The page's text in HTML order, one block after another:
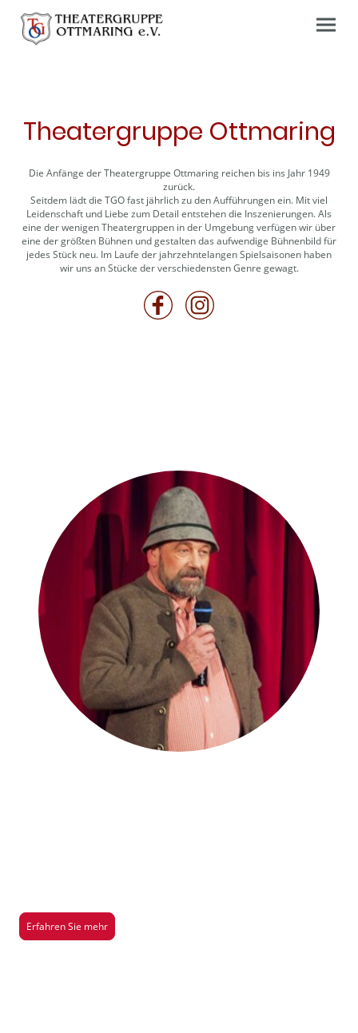
Theatergruppe Ottmaring
Die Anfänge der Theatergruppe Ottmaring reichen bis ins Jahr 1949
zurück.
Seitdem lädt die TGO fast jährlich zu den Aufführungen ein. Mit viel
Leidenschaft und Liebe zum Detail entstehen die Inszenierungen. Als
eine der wenigen Theatergruppen in der Umgebung verfügen wir über
eine der größten Bühnen und gestalten das aufwendige Bühnenbild für
jedes Stück neu. Im Laufe der jahrzehntelangen Spielsaisonen haben
wir uns an Stücke der verschiedensten Genre gewagt.
Erfahren Sie mehr